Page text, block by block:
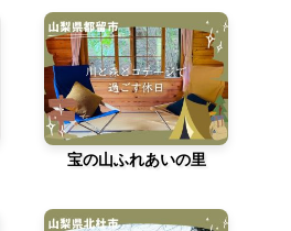
宝の山ふれあいの里